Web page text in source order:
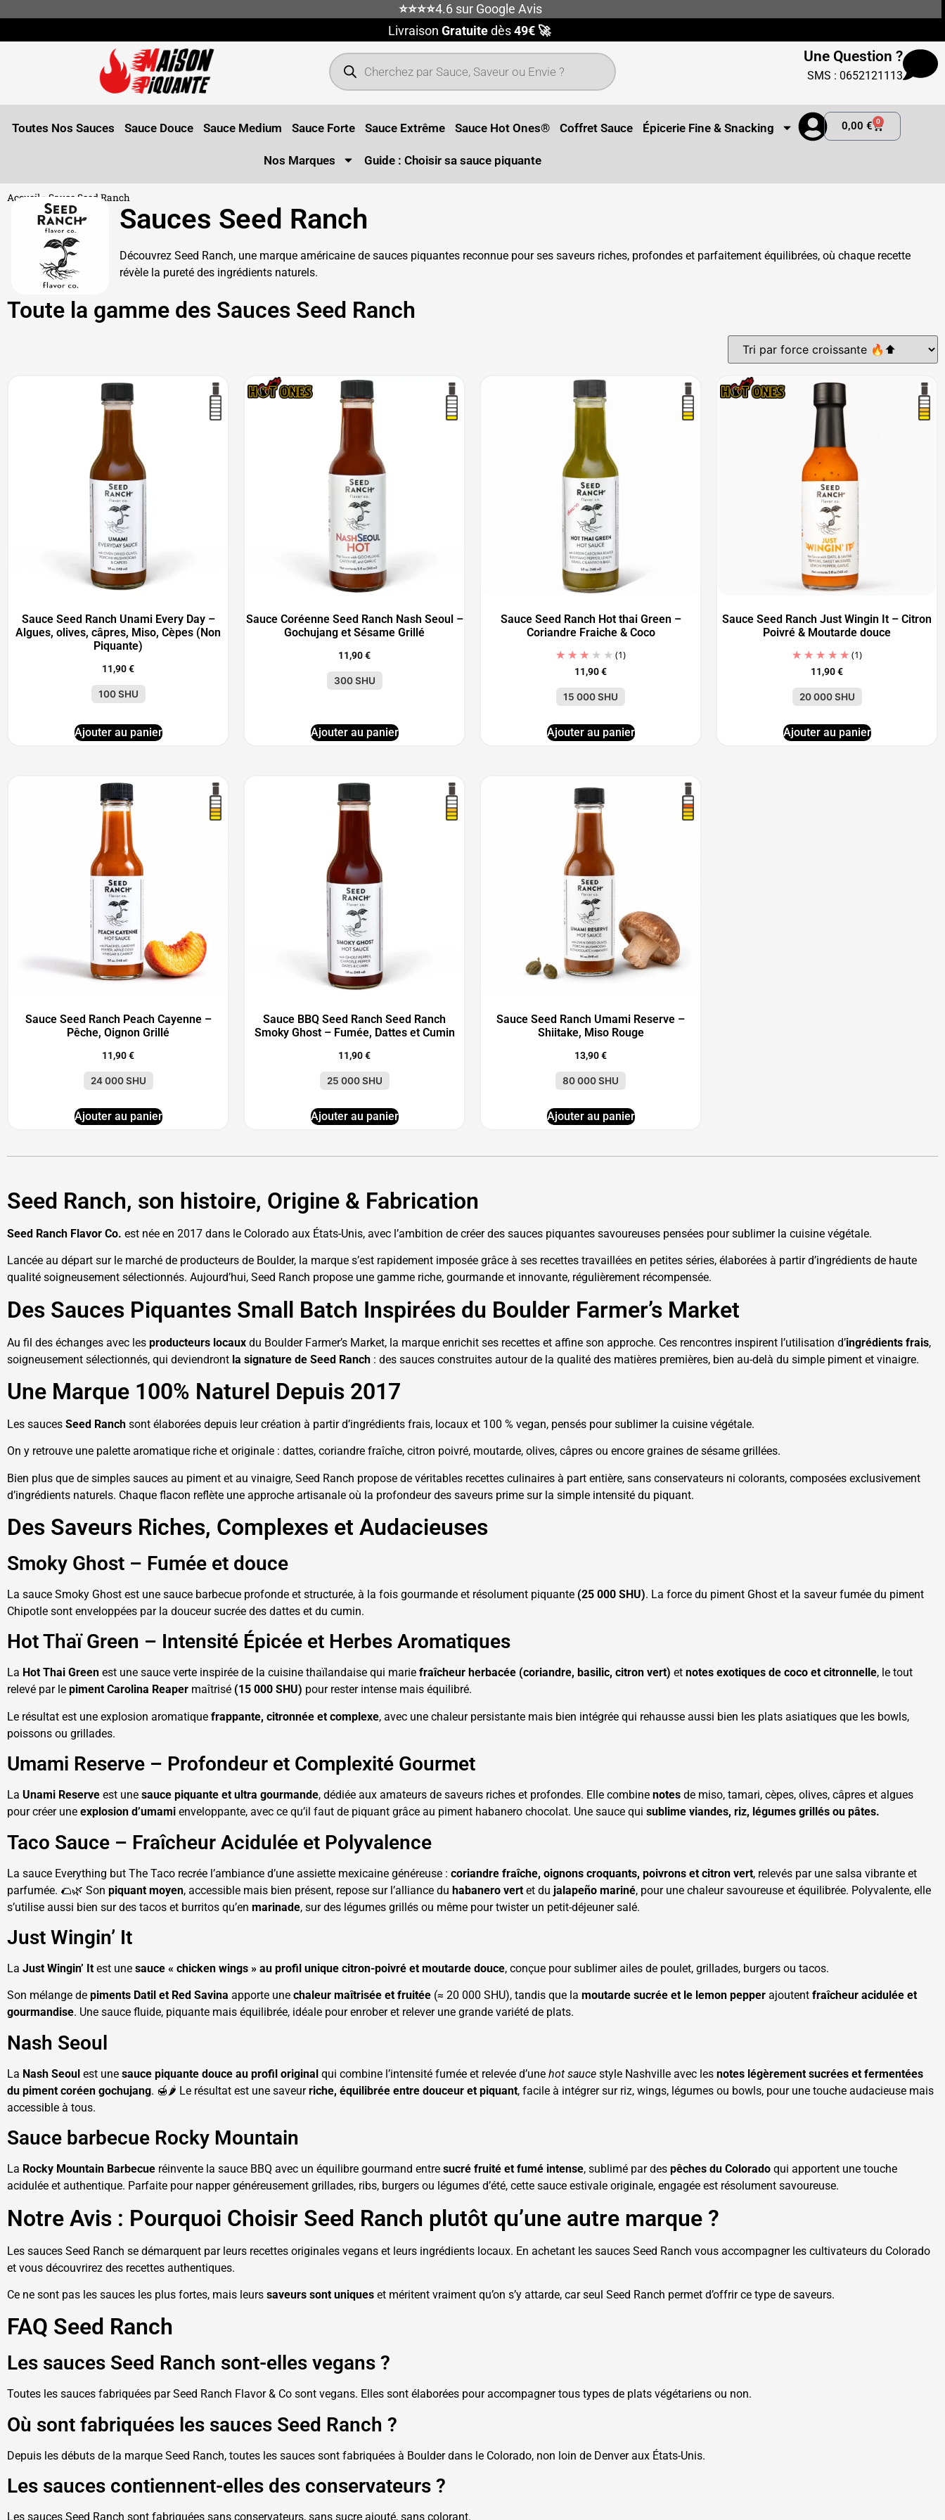
⭐⭐⭐⭐4.6 sur Google Avis
Livraison Gratuitedès49€ 🚀
Une Question ?
SMS : 0652121113
Toutes Nos Sauces Sauce Douce Sauce Medium Sauce Forte Sauce Extrême Sauce Hot Ones® Coffret Sauce Épicerie Fine & Snacking
Nos Marques Guide : Choisir sa sauce piquante
0,00€ 0
Accueil » Sauce Seed Ranch
Sauces Seed Ranch
Découvrez Seed Ranch, une marque américaine de sauces piquantes reconnue pour ses saveurs riches, profondes et parfaitement équilibrées, où chaque recette
révèle la pureté des ingrédients naturels.
Toute la gamme des Sauces Seed Ranch
Sauce Seed Ranch Unami Every Day –
Algues, olives, câpres, Miso, Cèpes (Non
Piquante)
11,90€
100 SHU
Ajouter au panier
Sauce Coréenne Seed Ranch Nash Seoul –
Gochujang et Sésame Grillé
11,90€
300 SHU
Ajouter au panier
Sauce Seed Ranch Hot thai Green –
Coriandre Fraiche & Coco
(1)
11,90€
15 000 SHU
Ajouter au panier
Sauce Seed Ranch Just Wingin It – Citron
Poivré & Moutarde douce
(1)
11,90€
20 000 SHU
Ajouter au panier
Sauce Seed Ranch Peach Cayenne –
Pêche, Oignon Grillé
11,90€
24 000 SHU
Ajouter au panier
Sauce BBQ Seed Ranch Seed Ranch
Smoky Ghost – Fumée, Dattes et Cumin
11,90€
25 000 SHU
Ajouter au panier
Sauce Seed Ranch Umami Reserve –
Shiitake, Miso Rouge
13,90€
80 000 SHU
Ajouter au panier
Seed Ranch, son histoire, Origine & Fabrication
Seed Ranch Flavor Co. est née en 2017 dans le Colorado aux États-Unis, avec l’ambition de créer des sauces piquantes savoureuses pensées pour sublimer la cuisine végétale.
Lancée au départ sur le marché de producteurs de Boulder, la marque s’est rapidement imposée grâce à ses recettes travaillées en petites séries, élaborées à partir d’ingrédients de haute
qualité soigneusement sélectionnés. Aujourd’hui, Seed Ranch propose une gamme riche, gourmande et innovante, régulièrement récompensée.
Des Sauces Piquantes Small Batch Inspirées du Boulder Farmer’s Market
Au fil des échanges avec les producteurs locaux du Boulder Farmer’s Market, la marque enrichit ses recettes et affine son approche. Ces rencontres inspirent l’utilisation d’ingrédients frais,
soigneusement sélectionnés, qui deviendront la signature de Seed Ranch : des sauces construites autour de la qualité des matières premières, bien au-delà du simple piment et vinaigre.
Une Marque 100% Naturel Depuis 2017
Les sauces Seed Ranch sont élaborées depuis leur création à partir d’ingrédients frais, locaux et 100 % vegan, pensés pour sublimer la cuisine végétale.
On y retrouve une palette aromatique riche et originale : dattes, coriandre fraîche, citron poivré, moutarde, olives, câpres ou encore graines de sésame grillées.
Bien plus que de simples sauces au piment et au vinaigre, Seed Ranch propose de véritables recettes culinaires à part entière, sans conservateurs ni colorants, composées exclusivement
d’ingrédients naturels. Chaque flacon reflète une approche artisanale où la profondeur des saveurs prime sur la simple intensité du piquant.
Des Saveurs Riches, Complexes et Audacieuses
Smoky Ghost – Fumée et douce
La sauce Smoky Ghost est une sauce barbecue profonde et structurée, à la fois gourmande et résolument piquante (25 000 SHU). La force du piment Ghost et la saveur fumée du piment
Chipotle sont enveloppées par la douceur sucrée des dattes et du cumin.
Hot Thaï Green – Intensité Épicée et Herbes Aromatiques
La Hot Thai Green est une sauce verte inspirée de la cuisine thaïlandaise qui marie fraîcheur herbacée (coriandre, basilic, citron vert) et notes exotiques de coco et citronnelle, le tout
relevé par le piment Carolina Reaper maîtrisé (15 000 SHU) pour rester intense mais équilibré.
Le résultat est une explosion aromatique frappante, citronnée et complexe, avec une chaleur persistante mais bien intégrée qui rehausse aussi bien les plats asiatiques que les bowls,
poissons ou grillades.
Umami Reserve – Profondeur et Complexité Gourmet
La Unami Reserve est une sauce piquante et ultra gourmande, dédiée aux amateurs de saveurs riches et profondes. Elle combine notes de miso, tamari, cèpes, olives, câpres et algues
pour créer une explosion d’umami enveloppante, avec ce qu’il faut de piquant grâce au piment habanero chocolat. Une sauce qui sublime viandes, riz, légumes grillés ou pâtes.
Taco Sauce – Fraîcheur Acidulée et Polyvalence
La sauce Everything but The Taco recrée l’ambiance d’une assiette mexicaine généreuse : coriandre fraîche, oignons croquants, poivrons et citron vert, relevés par une salsa vibrante et
parfumée. 🌮🌿 Son piquant moyen, accessible mais bien présent, repose sur l’alliance du habanero vert et du jalapeño mariné, pour une chaleur savoureuse et équilibrée. Polyvalente, elle
s’utilise aussi bien sur des tacos et burritos qu’en marinade, sur des légumes grillés ou même pour twister un petit-déjeuner salé.
Just Wingin’ It
La Just Wingin’ It est une sauce « chicken wings » au profil unique citron-poivré et moutarde douce, conçue pour sublimer ailes de poulet, grillades, burgers ou tacos.
Son mélange de piments Datil et Red Savina apporte une chaleur maîtrisée et fruitée (≈ 20 000 SHU), tandis que la moutarde sucrée et le lemon pepper ajoutent fraîcheur acidulée et
gourmandise. Une sauce fluide, piquante mais équilibrée, idéale pour enrober et relever une grande variété de plats.
Nash Seoul
La Nash Seoul est une sauce piquante douce au profil original qui combine l’intensité fumée et relevée d’une hot sauce style Nashville avec les notes légèrement sucrées et fermentées
du piment coréen gochujang. 🍯🌶️ Le résultat est une saveurriche, équilibrée entre douceur et piquant, facile à intégrer sur riz, wings, légumes ou bowls, pour une touche audacieuse mais
accessible à tous.
Sauce barbecue Rocky Mountain
La Rocky Mountain Barbecue réinvente la sauce BBQ avec un équilibre gourmand entre sucré fruité et fumé intense, sublimé par des pêches du Colorado qui apportent une touche
acidulée et authentique. Parfaite pour napper généreusement grillades, ribs, burgers ou légumes d’été, cette sauce estivale originale, engagée est résolument savoureuse.
Notre Avis : Pourquoi Choisir Seed Ranch plutôt qu’une autre marque ?
Les sauces Seed Ranch se démarquent par leurs recettes originales vegans et leurs ingrédients locaux. En achetant les sauces Seed Ranch vous accompagner les cultivateurs du Colorado
et vous découvrirez des recettes authentiques.
Ce ne sont pas les sauces les plus fortes, mais leurs saveurs sont uniques et méritent vraiment qu’on s’y attarde, car seul Seed Ranch permet d’offrir ce type de saveurs.
FAQ Seed Ranch
Les sauces Seed Ranch sont-elles vegans ?
Toutes les sauces fabriquées par Seed Ranch Flavor & Co sont vegans. Elles sont élaborées pour accompagner tous types de plats végétariens ou non.
Où sont fabriquées les sauces Seed Ranch ?
Depuis les débuts de la marque Seed Ranch, toutes les sauces sont fabriquées à Boulder dans le Colorado, non loin de Denver aux États-Unis.
Les sauces contiennent-elles des conservateurs ?
Les sauces Seed Ranch sont fabriquées sans conservateurs, sans sucre ajouté, sans colorant.